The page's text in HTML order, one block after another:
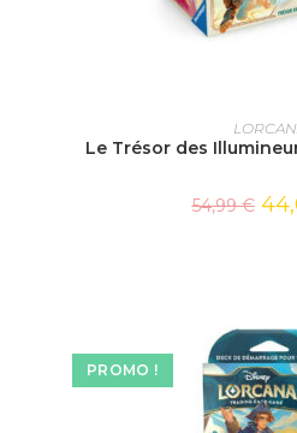
AJOUTER AU
Le Trésor des
54,99€
PROMO !